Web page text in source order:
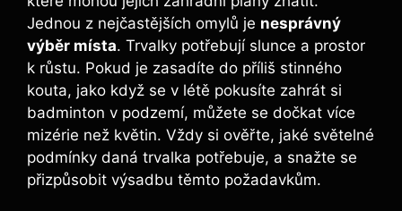
Jednou z nejčastějších omylů je nesprávný
výběr místa. Trvalky potřebují slunce a prostor
k růstu. Pokud je zasadíte do příliš stinného
kouta, jako když se v létě pokusíte zahrát si
badminton v podzemí, můžete se dočkat více
mizérie než květin. Vždy si ověřte, jaké světelné
podmínky daná trvalka potřebuje, a snažte se
přizpůsobit výsadbu těmto požadavkům.